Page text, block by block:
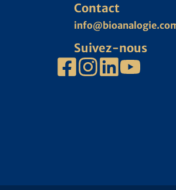
Contact
Suivez-nous